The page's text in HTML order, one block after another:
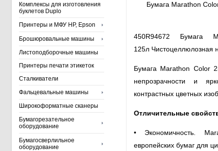
Комплексы для изготовления
буклетов Duplo
Принтеры и МФУ HP, Epson
Брошюровальные машины
Листоподборочные машины
Принтеры печати этикеток
Сталкиватели
Фальцевальные машины
Широкоформатные сканеры
Бумагорезательное
оборудование
Бумагосверлильное
оборудование
Бумага Marathon
450R94672 Бумага
125л Чистоцеллюлозная
Бумага Marathon Color
непрозрачности и
контрастных цветных
Отличительные
• Экономичность.
европейских бумаг для